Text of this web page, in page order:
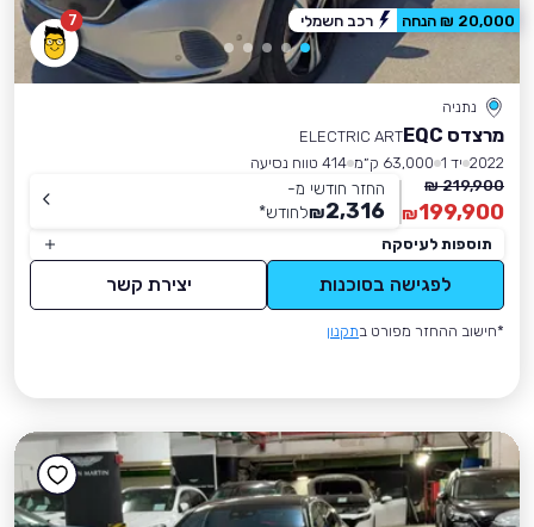
7
נתניה
מרצדס EQC
ELECTRIC ART
2022 יד 1 63,000 ק״מ
414 טווח נסיעה
219,900 ₪
199,900
₪
החזר חודשי מ-
2,316
₪לחודש*
תוספות לעיסקה
לפגישה בסוכנות יצירת קשר
*חישוב ההחזר מפורט בתקנון
20,000 ₪ הנחה רכב חשמלי